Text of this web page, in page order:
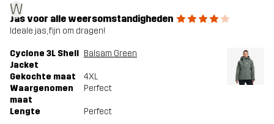
W
Jas voor alle weersomstandigheden
Ideale jas, fijn om dragen!
Cyclone 3L Shell
Jacket
Balsam Green
Gekochte maat
4XL
Waargenomen
maat
Perfect
Lengte Perfect